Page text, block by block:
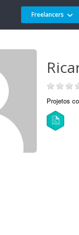
Freelancers
Projetos